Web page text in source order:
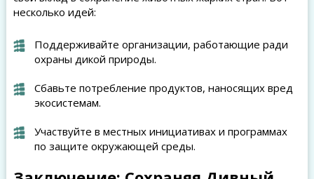
несколько идей:
Поддерживайте организации, работающие ради
охраны дикой природы.
Сбавьте потребление продуктов, наносящих вред
экосистемам.
Участвуйте в местных инициативах и программах
по защите окружающей среды.